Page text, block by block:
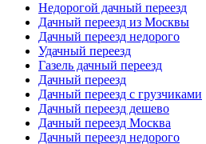
Недорогой дачный переезд
Дачный переезд из Москвы
Дачный переезд недорого
Удачный переезд
Газель дачный переезд
Дачный переезд
Дачный переезд с грузчиками
Дачный переезд дешево
Дачный переезд Москва
Дачный переезд недорого